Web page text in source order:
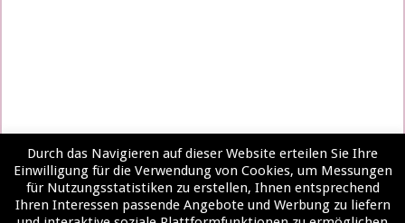
Durch das Navigieren auf dieser Website erteilen Sie Ihre
Einwilligung für die Verwendung von Cookies, um Messungen
für Nutzungsstatistiken zu erstellen, Ihnen entsprechend
Ihren Interessen passende Angebote und Werbung zu liefern